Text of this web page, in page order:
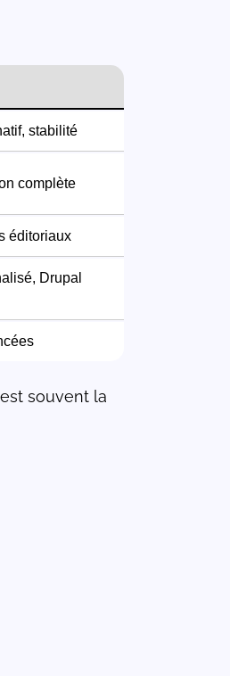
stabilité
complète
éditoriaux
Drupal